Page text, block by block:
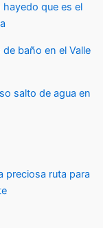
hayedo que es el
baño en el Valle
salto de agua en
preciosa ruta para